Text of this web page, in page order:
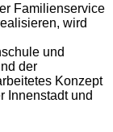
Familienservice
wird
und
der
Konzept
Innenstadt und